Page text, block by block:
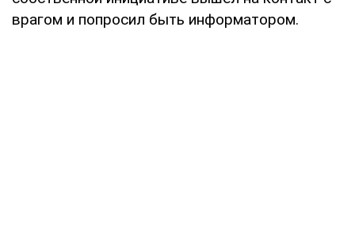
врагом и попросил быть информатором.